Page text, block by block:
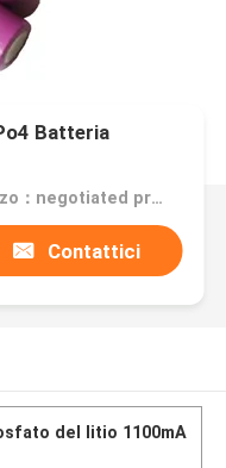
Batteria
Prezzo：negotiated price
Contattici
del litio 1100mA